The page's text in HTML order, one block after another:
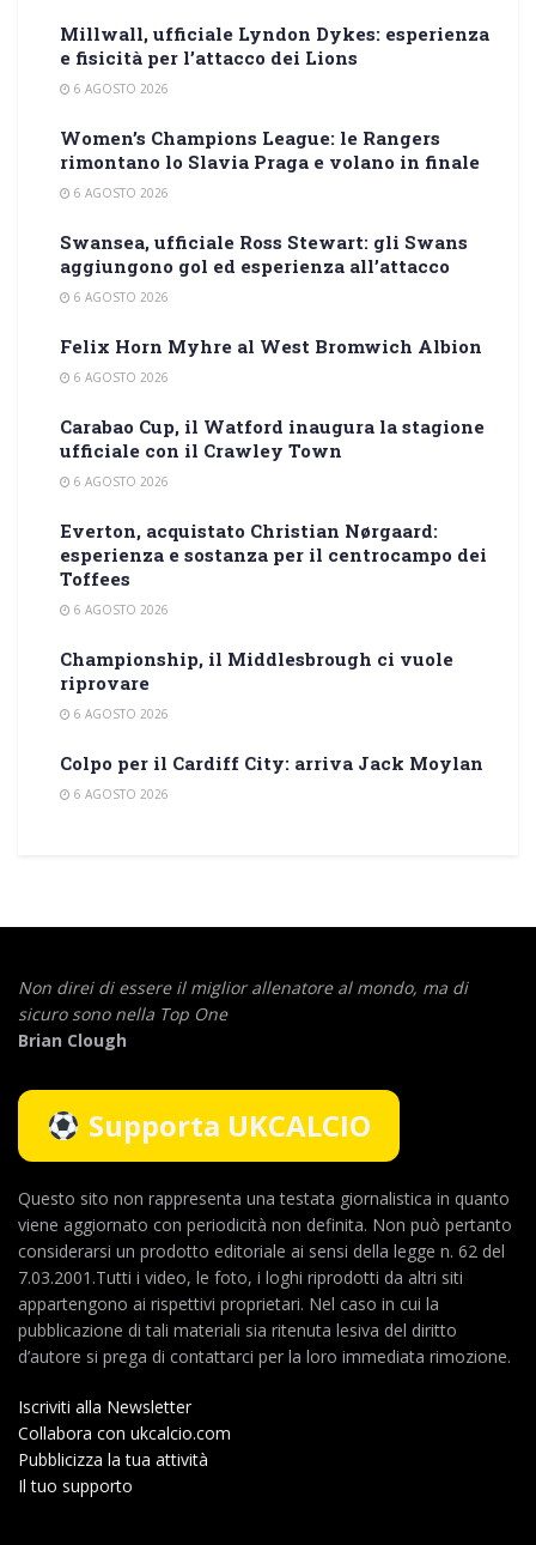
Millwall, ufficiale Lyndon Dykes: esperienza
e fisicità per l’attacco dei Lions
6 AGOSTO 2026
Women’s Champions League: le Rangers
rimontano lo Slavia Praga e volano in finale
6 AGOSTO 2026
Swansea, ufficiale Ross Stewart: gli Swans
aggiungono gol ed esperienza all’attacco
6 AGOSTO 2026
Felix Horn Myhre al West Bromwich Albion
6 AGOSTO 2026
Carabao Cup, il Watford inaugura la stagione
ufficiale con il Crawley Town
6 AGOSTO 2026
Everton, acquistato Christian Nørgaard:
esperienza e sostanza per il centrocampo dei
Toffees
6 AGOSTO 2026
Championship, il Middlesbrough ci vuole
riprovare
6 AGOSTO 2026
Colpo per il Cardiff City: arriva Jack Moylan
6 AGOSTO 2026
Non direi di essere il miglior allenatore al mondo, ma di
sicuro sono nella Top One
Brian Clough
Supporta UKCALCIO
Questo sito non rappresenta una testata giornalistica in quanto
viene aggiornato con periodicità non definita. Non può pertanto
considerarsi un prodotto editoriale ai sensi della legge n. 62 del
7.03.2001.Tutti i video, le foto, i loghi riprodotti da altri siti
appartengono ai rispettivi proprietari. Nel caso in cui la
pubblicazione di tali materiali sia ritenuta lesiva del diritto
d’autore si prega di contattarci per la loro immediata rimozione.
Iscriviti alla Newsletter
Collabora con ukcalcio.com
Pubblicizza la tua attività
Il tuo supporto